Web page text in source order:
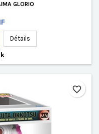
GLORIO
Détails
favorite_border